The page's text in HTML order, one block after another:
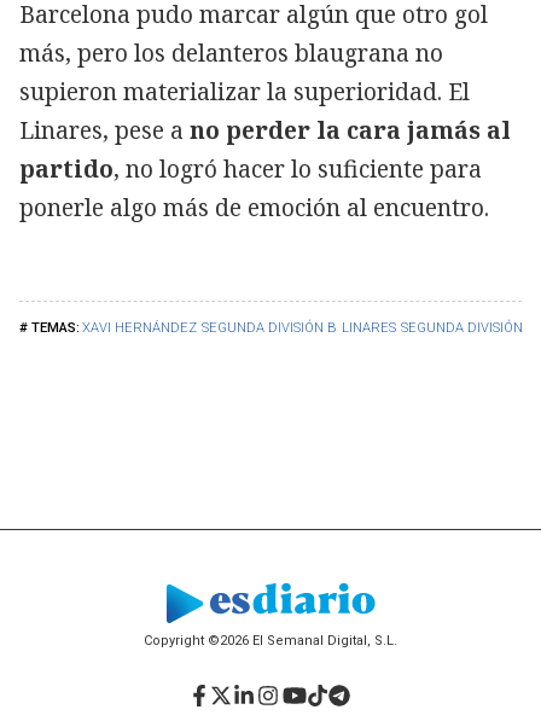
XAVI HERNÁNDEZ SEGUNDA DIVISIÓN B LINARES SEGUNDA DIVISIÓN
Barcelona pudo marcar algún que otro gol
más, pero los delanteros blaugrana no
supieron materializar la superioridad. El
Linares, pese a no perder la cara jamás al
partido, no logró hacer lo suficiente para
ponerle algo más de emoción al encuentro.
Copyright ©2026 El Semanal Digital, S.L.
Facebook
Twitter
LinkedIn
Instagram
YouTube
TikTok
Telegram